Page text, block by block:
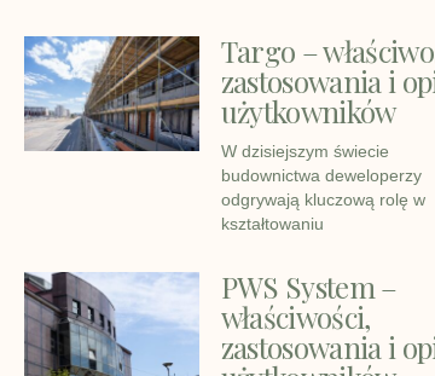
Targo –
zastosowania i
użytkowników
W dzisiejszym świecie
budownictwa deweloperzy
odgrywają kluczową rolę w
kształtowaniu
PWS System –
właściwości,
zastosowania i